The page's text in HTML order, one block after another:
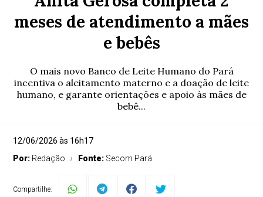
meses de atendimento a mães
e bebês
O mais novo Banco de Leite Humano do Pará
incentiva o aleitamento materno e a doação de leite
humano, e garante orientações e apoio às mães de
bebê...
12/06/2026 às 16h17
Por: Redação Fonte: Secom Pará
Compartilhe: